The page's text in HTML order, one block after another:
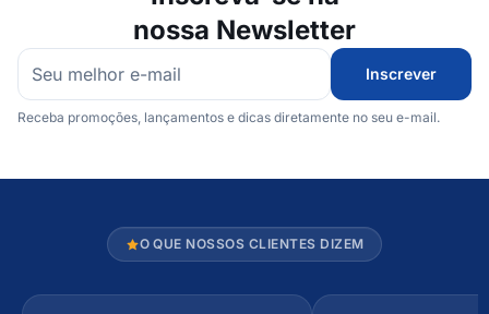
nossa Newsletter
Inscrever
Receba promoções, lançamentos e dicas diretamente no seu e-mail.
O QUE NOSSOS CLIENTES DIZEM